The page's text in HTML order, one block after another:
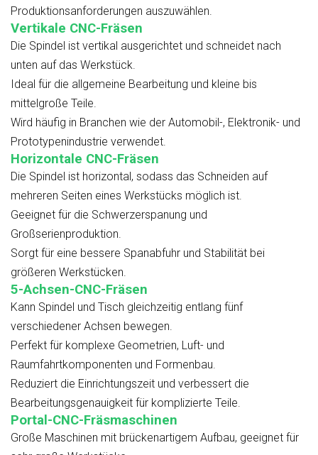
Produktionsanforderungen auszuwählen.
Vertikale CNC-Fräsen
Die Spindel ist vertikal ausgerichtet und schneidet nach
unten auf das Werkstück.
Ideal für die allgemeine Bearbeitung und kleine bis
mittelgroße Teile.
Wird häufig in Branchen wie der Automobil-, Elektronik- und
Prototypenindustrie verwendet.
Horizontale CNC-Fräsen
Die Spindel ist horizontal, sodass das Schneiden auf
mehreren Seiten eines Werkstücks möglich ist.
Geeignet für die Schwerzerspanung und
Großserienproduktion.
Sorgt für eine bessere Spanabfuhr und Stabilität bei
größeren Werkstücken.
5-Achsen-CNC-Fräsen
Kann Spindel und Tisch gleichzeitig entlang fünf
verschiedener Achsen bewegen.
Perfekt für komplexe Geometrien, Luft- und
Raumfahrtkomponenten und Formenbau.
Reduziert die Einrichtungszeit und verbessert die
Bearbeitungsgenauigkeit für komplizierte Teile.
Portal-CNC-Fräsmaschinen
Große Maschinen mit brückenartigem Aufbau, geeignet für